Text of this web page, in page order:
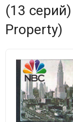
(13
Property)